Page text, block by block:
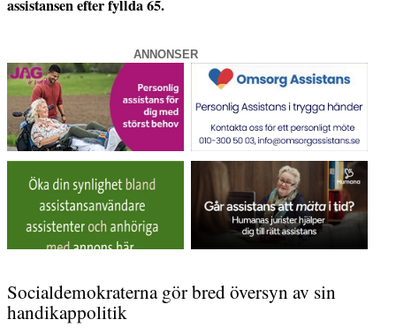
assistansen efter fyllda 65.
ANNONSER
Socialdemokraterna gör bred översyn av sin
handikappolitik